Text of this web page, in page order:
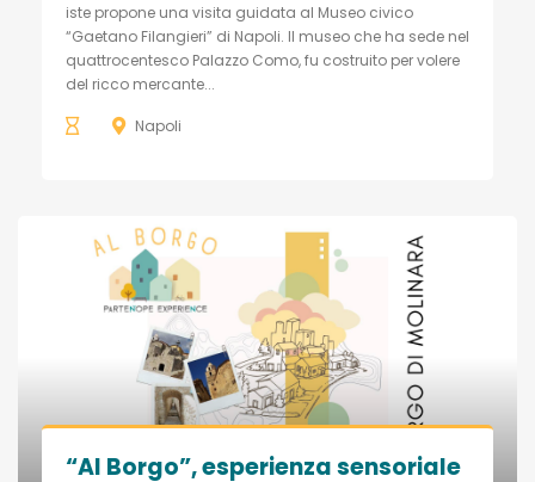
iste propone una visita guidata al Museo civico
“Gaetano Filangieri” di Napoli. Il museo che ha sede nel
quattrocentesco Palazzo Como, fu costruito per volere
del ricco mercante...
Napoli
“Al Borgo”, esperienza sensoriale